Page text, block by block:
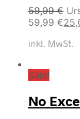
59,99€
59,99 €
inkl. MwSt.
Sale!
No